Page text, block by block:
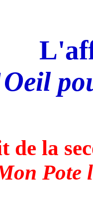
Oeil
de la
Pote